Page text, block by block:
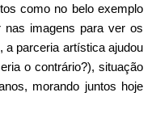
como no belo exemplo
imagens para ver os
a parceria artística ajudou
o contrário?), situação
morando juntos hoje